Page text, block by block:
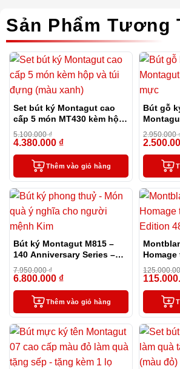
Sản Phẩm Tương
Set bút ký Montagut cao
cấp 5 món MT430 kèm hộp
và túi đựng màu xanh
5.100.000₫
4.380.000 ₫
Thêm vào giỏ hàng
Bút gỗ
mực
2.950.000
Bút ký Montagut M815 –
140 Anniversary Series –
phiên bản đặc biệt kỷ niệm
140 năm của hãng
7.950.000₫
6.800.000 ₫
Thêm vào giỏ hàng
Edition